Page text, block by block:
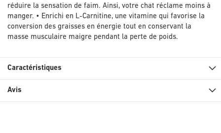
réduire la sensation de faim. Ainsi, votre chat réclame moins à
manger. • Enrichi en L-Carnitine, une vitamine qui favorise la
conversion des graisses en énergie tout en conservant la
masse musculaire maigre pendant la perte de poids.
Caractéristiques
Avis